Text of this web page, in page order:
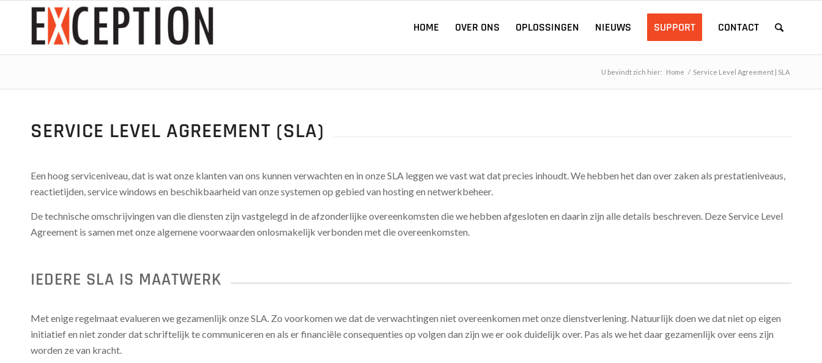
HOME OVER ONS OPLOSSINGEN NIEUWS SUPPORT CONTACT
U bevindt zich hier: Home / Service Level Agreement | SLA
SERVICE LEVEL AGREEMENT (SLA)
Een hoog serviceniveau, dat is wat onze klanten van ons kunnen verwachten en in onze SLA leggen we vast wat dat precies inhoudt. We hebben het dan over zaken als prestatieniveaus,
reactietijden, service windows en beschikbaarheid van onze systemen op gebied van hosting en netwerkbeheer.
De technische omschrijvingen van die diensten zijn vastgelegd in de afzonderlijke overeenkomsten die we hebben afgesloten en daarin zijn alle details beschreven. Deze Service Level
Agreement is samen met onze algemene voorwaarden onlosmakelijk verbonden met die overeenkomsten.
IEDERE SLA IS MAATWERK
Met enige regelmaat evalueren we gezamenlijk onze SLA. Zo voorkomen we dat de verwachtingen niet overeenkomen met onze dienstverlening. Natuurlijk doen we dat niet op eigen
initiatief en niet zonder dat schriftelijk te communiceren en als er financiële consequenties op volgen dan zijn we er ook duidelijk over. Pas als we het daar gezamenlijk over eens zijn
worden ze van kracht.